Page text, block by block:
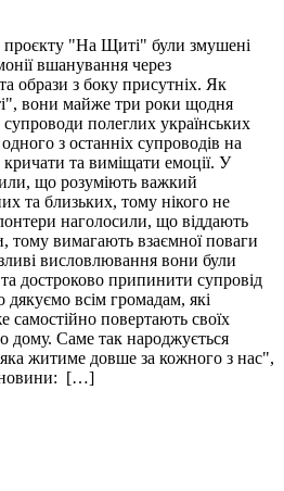
проєкту "На Щиті" були змушені
вшанування через
образи з боку присутніх. Як
вони майже три роки щодня
супроводи полеглих українських
з останніх супроводів на
та виміщати емоції. У
що розуміють важкий
та близьких, тому нікого не
наголосили, що віддають
тому вимагають взаємної поваги
висловлювання вони були
достроково припинити супровід
всім громадам, які
самостійно повертають своїх
дому. Саме так народжується
житиме довше за кожного з нас",
новини: […]